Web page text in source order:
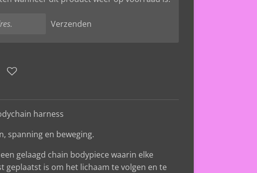
Verzenden
harness
spanning en beweging.
gelaagd chain bodypiece waarin elke
geplaatst is om het lichaam te volgen en te